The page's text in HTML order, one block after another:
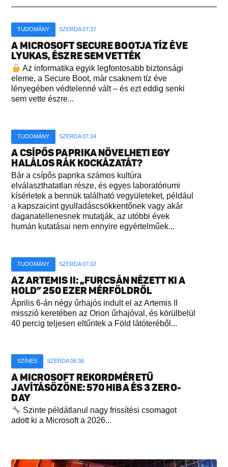
TUDOMÁNY SZERDA 07:37
A MICROSOFT SECURE BOOTJA TÍZ ÉVE
LYUKAS, ÉSZRE SEM VETTÉK
Az informatika egyik legfontosabb biztonsági
eleme, a Secure Boot, már csaknem tíz éve
lényegében védtelenné vált – és ezt eddig senki
sem vette észre...
TUDOMÁNY SZERDA 07:24
A CSÍPŐS PAPRIKA NÖVELHETI EGY
HALÁLOS RÁK KOCKÁZATÁT?
Bár a csípős paprika számos kultúra
elválaszthatatlan része, és egyes laboratóriumi
kísérletek a bennük található vegyületeket, például
a kapszaicint gyulladáscsökkentőnek vagy akár
daganatellenesnek mutatják, az utóbbi évek
humán kutatásai nem ennyire egyértelműek...
TUDOMÁNY SZERDA 07:02
AZ ARTEMIS II: „FURCSÁN NÉZETT KI A
HOLD” 250 EZER MÉRFÖLDRŐL
Április 6-án négy űrhajós indult el az Artemis II
misszió keretében az Orion űrhajóval, és körülbelül
40 percig teljesen eltűntek a Föld látóteréből...
SZÍNES SZERDA 06:38
A MICROSOFT REKORDMÉRETŰ
JAVÍTÁSÖZÖNE: 570 HIBA ÉS 3 ZERO-
DAY
Szinte példátlanul nagy frissítési csomagot
adott ki a Microsoft a 2026...